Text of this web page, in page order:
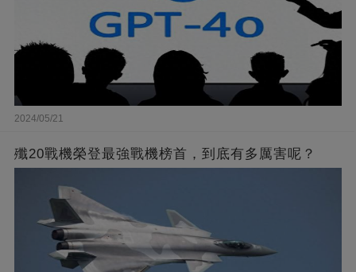
2024/05/21
殲20戰機榮登最強戰機榜首，到底有多厲害呢？